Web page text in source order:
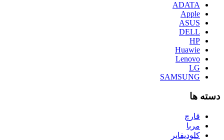
ADATA
Apple
ASUS
DELL
HP
Huawie
Lenovo
LG
SAMSUNG
دسته ها
قارچ
مربا
کلودیفایر